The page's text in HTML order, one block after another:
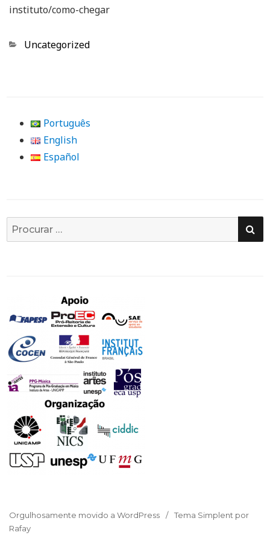
instituto/como-chegar
Categorias
Uncategorized
Português
English
Español
Busca
por:
Orgulhosamente movido a WordPress
Tema Simplent por
Rafay